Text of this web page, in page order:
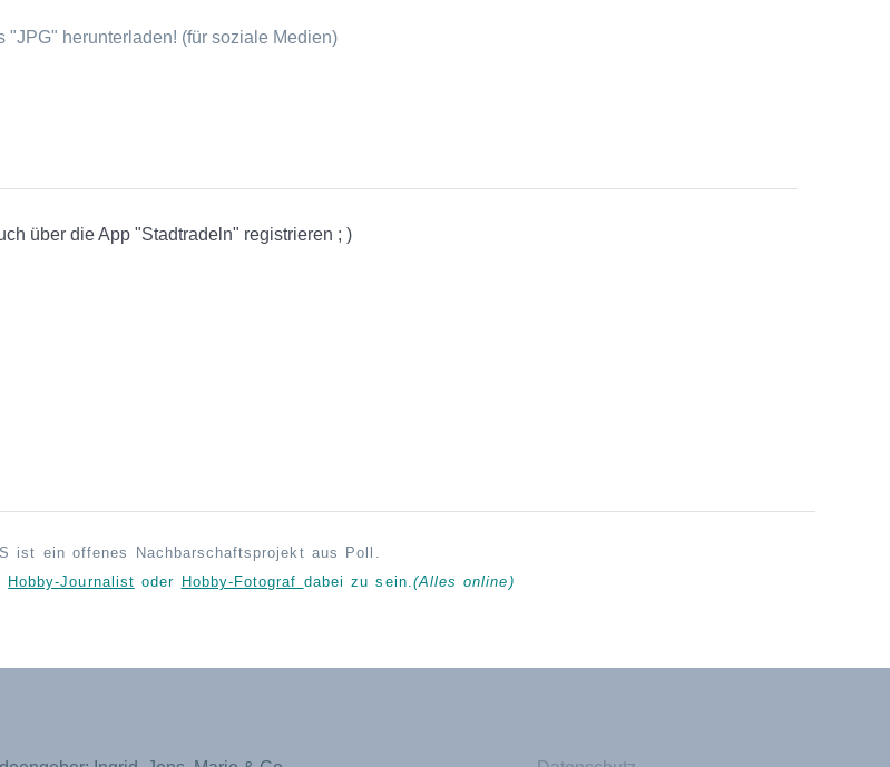
"JPG" herunterladen! (für soziale Medien)
über die App "Stadtradeln" registrieren ; )
ist ein offenes Nachbarschaftsprojekt aus Poll.
Hobby-Journalist oder Hobby-Fotograf dabei zu sein. (Alles online)